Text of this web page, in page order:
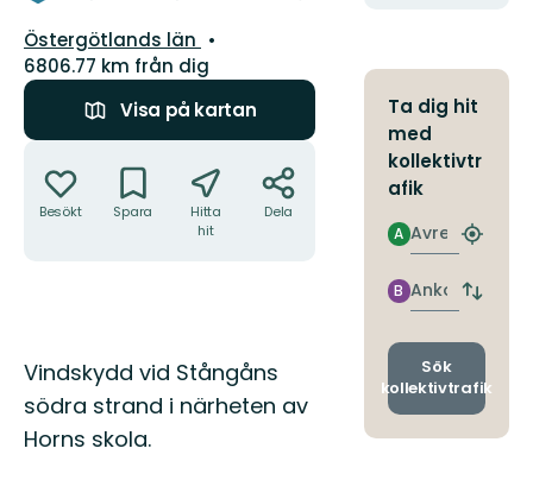
Län:
Östergötlands län
6806.77 km från dig
Visa på kartan
Besökt Spara
Hitta
hit
Dela
Beskrivning
Vindskydd vid Stångåns
södra strand i närheten av
Horns skola.
Ta dig hit
med
kollektivtr
afik
Avresa
A
Hitta
Ankomst
B
Byt
och
Sök
kollektivtrafik